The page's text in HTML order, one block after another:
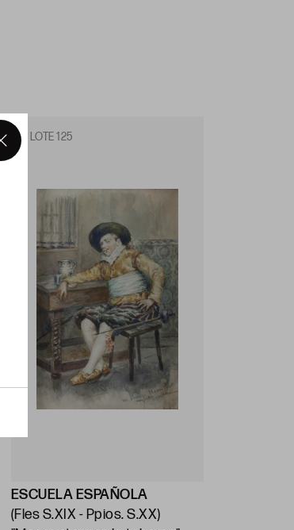
×
LOTE 125
ESCUELA ESPAÑOLA
(Fles S.XIX - Ppios. S.XX)